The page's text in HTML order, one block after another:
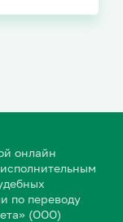
онлайн
по переводу
(ООО)